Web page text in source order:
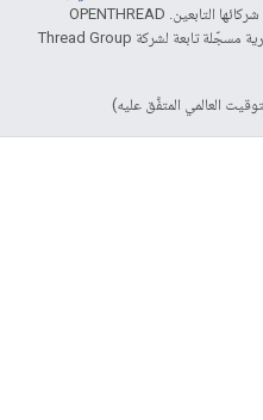
هي علامة تجارية مسجَّلة لشركة Oracle و/أو شركائها التابعين. ‫OPENTHREAD
والعلامات التجارية ذات الصلة هي علامات تجارية مسجّلة تابعة لشركة Thread Group